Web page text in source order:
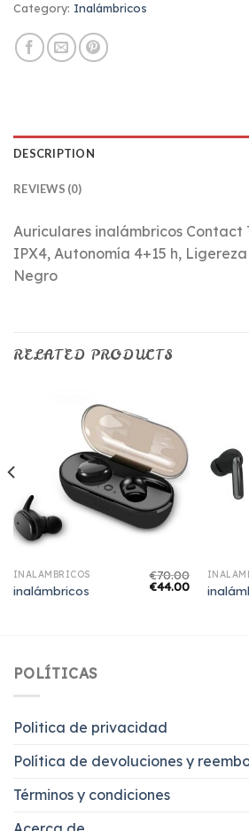
Category: Inalámbricos
DESCRIPTION
REVIEWS (0)
Auriculares inalámbricos Contact
IPX4, Autonomía 4+15 h,
Negro
RELATED PRODUCTS
INALÁMBRICOS
inalámbricos
€70.00
€44.00
POLÍTICAS
Politica de privacidad
Política de devoluciones y
Términos y condiciones